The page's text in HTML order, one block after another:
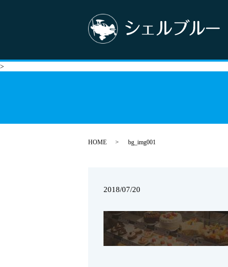
>
HOME bg_img001
2018/07/20